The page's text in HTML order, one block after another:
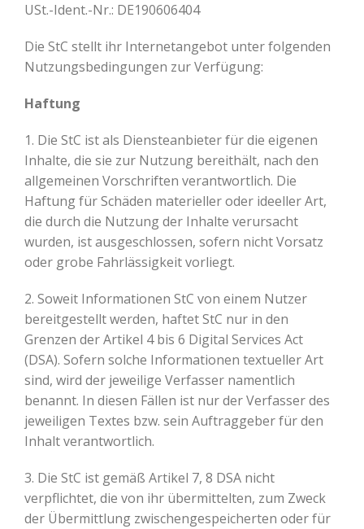
USt.-Ident.-Nr.: DE190606404
Die StC stellt ihr Internetangebot unter folgenden
Nutzungsbedingungen zur Verfügung:
Haftung
1. Die StC ist als Diensteanbieter für die eigenen
Inhalte, die sie zur Nutzung bereithält, nach den
allgemeinen Vorschriften verantwortlich. Die
Haftung für Schäden materieller oder ideeller Art,
die durch die Nutzung der Inhalte verursacht
wurden, ist ausgeschlossen, sofern nicht Vorsatz
oder grobe Fahrlässigkeit vorliegt.
2. Soweit Informationen StC von einem Nutzer
bereitgestellt werden, haftet StC nur in den
Grenzen der Artikel 4 bis 6 Digital Services Act
(DSA). Sofern solche Informationen textueller Art
sind, wird der jeweilige Verfasser namentlich
benannt. In diesen Fällen ist nur der Verfasser des
jeweiligen Textes bzw. sein Auftraggeber für den
Inhalt verantwortlich.
3. Die StC ist gemäß Artikel 7, 8 DSA nicht
verpflichtet, die von ihr übermittelten, zum Zweck
der Übermittlung zwischengespeicherten oder für